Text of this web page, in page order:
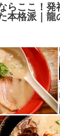
らここ！発
本格派｜龍